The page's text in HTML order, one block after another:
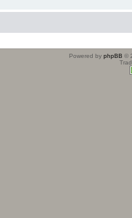
Powered by phpBB ©